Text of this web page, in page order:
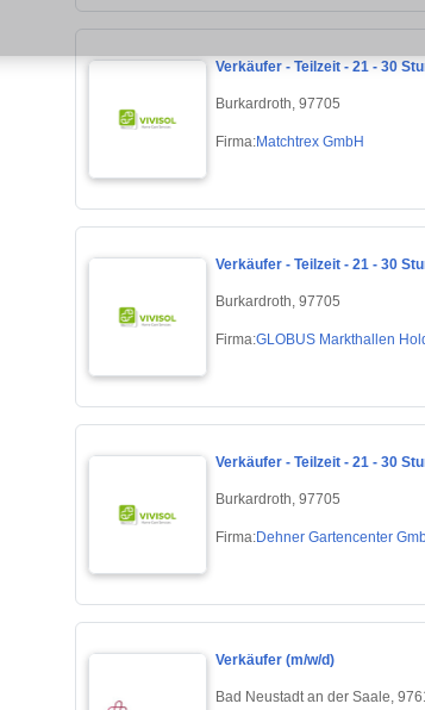
Verkäufer - Teilzeit - 21 - 30
Burkardroth, 97705
Firma:Matchtrex GmbH
Verkäufer - Teilzeit - 21 - 30
Burkardroth, 97705
Firma:GLOBUS Markthallen
Verkäufer - Teilzeit - 21 - 30
Burkardroth, 97705
Firma:Dehner Gartencenter
Verkäufer (m/w/d)
Bad Neustadt an der Saale,